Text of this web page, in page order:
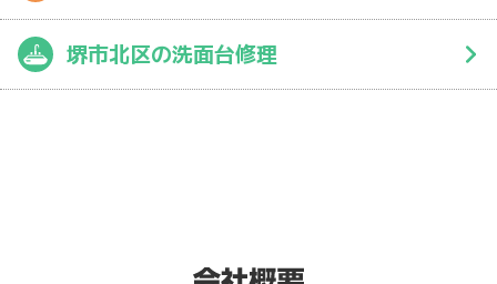
堺市北区の洗面台修理